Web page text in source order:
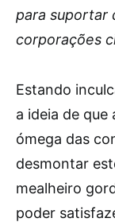
para suportar
corporações
Estando
a ideia de
ómega das
desmontar
mealheiro
poder